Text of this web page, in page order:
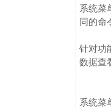
系统菜
同的命
针对功
数据查
系统菜